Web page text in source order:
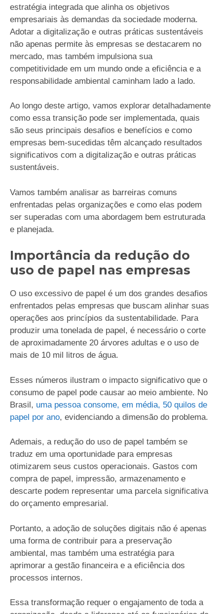
estratégia integrada que alinha os objetivos
empresariais às demandas da sociedade moderna.
Adotar a digitalização e outras práticas sustentáveis
não apenas permite às empresas se destacarem no
mercado, mas também impulsiona sua
competitividade em um mundo onde a eficiência e a
responsabilidade ambiental caminham lado a lado.
Ao longo deste artigo, vamos explorar detalhadamente
como essa transição pode ser implementada, quais
são seus principais desafios e benefícios e como
empresas bem-sucedidas têm alcançado resultados
significativos com a digitalização e outras práticas
sustentáveis.
Vamos também analisar as barreiras comuns
enfrentadas pelas organizações e como elas podem
ser superadas com uma abordagem bem estruturada
e planejada.
Importância da redução do
uso de papel nas empresas
O uso excessivo de papel é um dos grandes desafios
enfrentados pelas empresas que buscam alinhar suas
operações aos princípios da sustentabilidade. Para
produzir uma tonelada de papel, é necessário o corte
de aproximadamente 20 árvores adultas e o uso de
mais de 10 mil litros de água.
Esses números ilustram o impacto significativo que o
consumo de papel pode causar ao meio ambiente. No
Brasil, uma pessoa consome, em média, 50 quilos de
papel por ano, evidenciando a dimensão do problema.
Ademais, a redução do uso de papel também se
traduz em uma oportunidade para empresas
otimizarem seus custos operacionais. Gastos com
compra de papel, impressão, armazenamento e
descarte podem representar uma parcela significativa
do orçamento empresarial.
Portanto, a adoção de soluções digitais não é apenas
uma forma de contribuir para a preservação
ambiental, mas também uma estratégia para
aprimorar a gestão financeira e a eficiência dos
processos internos.
Essa transformação requer o engajamento de toda a